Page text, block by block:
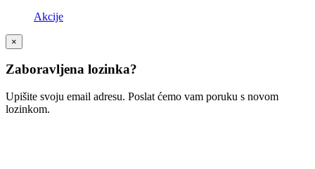
Akcije
×
Zaboravljena lozinka?
Upišite svoju email adresu. Poslat ćemo vam poruku s novom
lozinkom.